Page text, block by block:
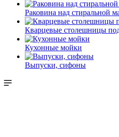
Раковина над стиральной
Кварцевые столешницы
Кухонные мойки
Выпуски, сифоны